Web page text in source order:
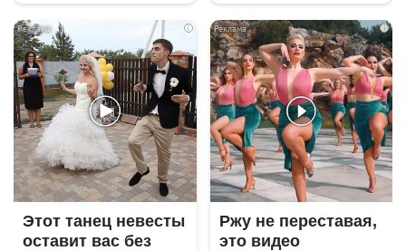
i
Этот танец невесты
оставит вас без
i
Ржу не переставая,
это видео